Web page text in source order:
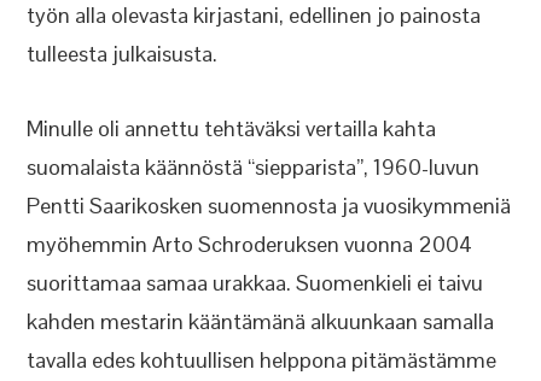
työn alla olevasta kirjastani, edellinen jo painosta
tulleesta julkaisusta.
Minulle oli annettu tehtäväksi vertailla kahta
suomalaista käännöstä “siepparista”, 1960-luvun
Pentti Saarikosken suomennosta ja vuosikymmeniä
myöhemmin Arto Schroderuksen vuonna 2004
suorittamaa samaa urakkaa. Suomenkieli ei taivu
kahden mestarin kääntämänä alkuunkaan samalla
tavalla edes kohtuullisen helppona pitämästämme